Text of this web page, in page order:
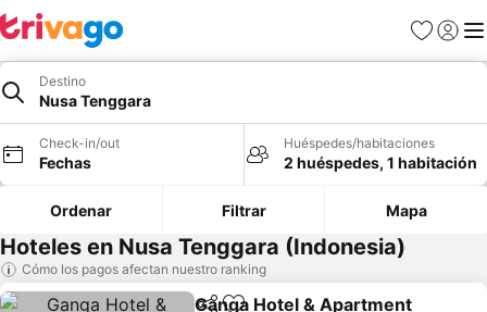
Favoritos
Iniciar
Destino
Nusa Tenggara
Check-in/out
Fechas
Huéspedes/habitaciones
2 huéspedes, 1 habitación
Ordenar Filtrar Mapa
Hoteles en Nusa Tenggara (Indonesia)
Cómo los pagos afectan nuestro ranking
Ganga Hotel & Apartment